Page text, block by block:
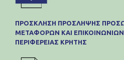
ΠΡΟΣΚΛΗΣΗ ΠΡΟΣΛΗΨΗΣ
ΜΕΤΑΦΟΡΩΝ ΚΑΙ ΕΠΙΚΟΙΝΩΝΙΩΝ
ΠΕΡΙΦΕΡΕΙΑΣ ΚΡΗΤΗΣ